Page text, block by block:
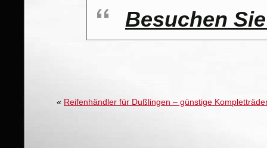
Besuchen
« Reifenhändler für Dußlingen – günstige